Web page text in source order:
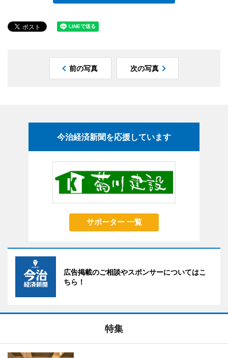
前の写真 次の写真
今治経済新聞を応援しています
サポーター 一覧
広告掲載のご相談やスポンサーについてはこ
ちら！
特集